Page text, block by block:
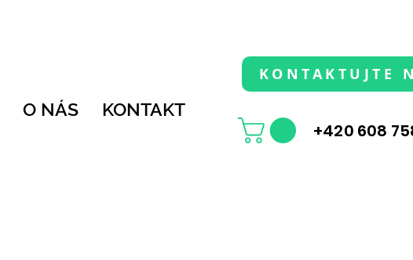
O NÁS KONTAKT
KONTAKTUJTE
+420 608